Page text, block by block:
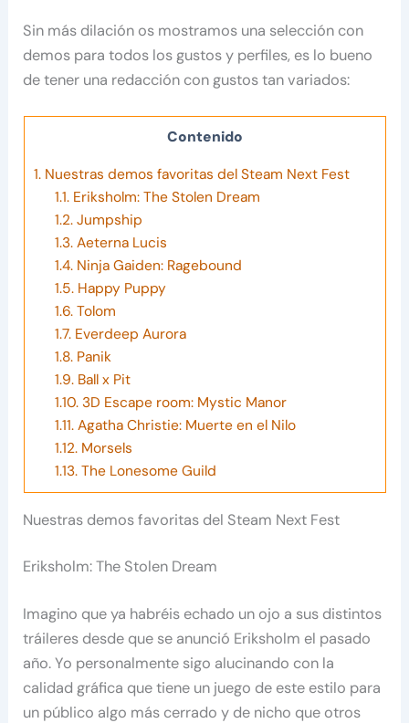
Sin más dilación os mostramos una selección con
demos para todos los gustos y perfiles, es lo bueno
de tener una redacción con gustos tan variados:
Contenido
1.Nuestras demos favoritas del Steam Next Fest
1.1.Eriksholm: The Stolen Dream
1.2.Jumpship
1.3.Aeterna Lucis
1.4.Ninja Gaiden: Ragebound
1.5.Happy Puppy
1.6.Tolom
1.7.Everdeep Aurora
1.8.Panik
1.9.Ball x Pit
1.10.3D Escape room: Mystic Manor
1.11.Agatha Christie: Muerte en el Nilo
1.12.Morsels
1.13.The Lonesome Guild
Nuestras demos favoritas del Steam Next Fest
Eriksholm: The Stolen Dream
Imagino que ya habréis echado un ojo a sus distintos
tráileres desde que se anunció Eriksholm el pasado
año. Yo personalmente sigo alucinando con la
calidad gráfica que tiene un juego de este estilo para
un público algo más cerrado y de nicho que otros